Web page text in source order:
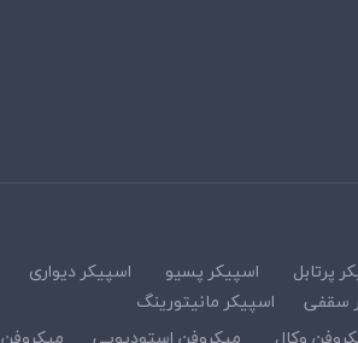
پرتابل اسپیکر پسیو
اسپیکر دیواری
سقفی
اسپیکر مانیتورینگ